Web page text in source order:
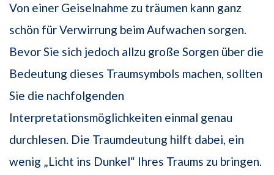
Von einer Geiselnahme zu träumen kann ganz
schön für Verwirrung beim Aufwachen sorgen.
Bevor Sie sich jedoch allzu große Sorgen über die
Bedeutung dieses Traumsymbols machen, sollten
Sie die nachfolgenden
Interpretationsmöglichkeiten einmal genau
durchlesen. Die Traumdeutung hilft dabei, ein
wenig „Licht ins Dunkel“ Ihres Traums zu bringen.